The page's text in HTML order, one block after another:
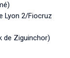
Lyon 2/Fiocruz
de Ziguinchor)